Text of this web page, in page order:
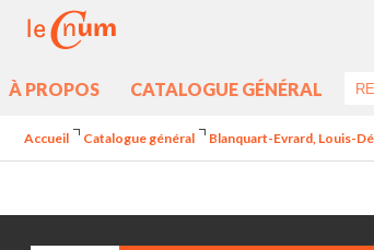
À PROPOS CATALOGUE GÉNÉRAL
Accueil Catalogue général Blanquart-Evrard, Louis-